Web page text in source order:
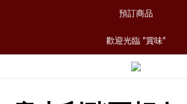
預訂商品
歡迎光臨 "賞味"